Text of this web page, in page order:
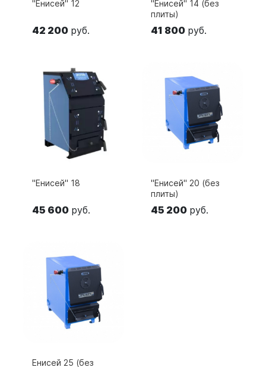
"Енисей" 12
42 200 руб.
"Енисей" 14 (без
плиты)
41 800 руб.
"Енисей" 18
45 600 руб.
"Енисей" 20 (без
плиты)
45 200 руб.
Енисей 25 (без